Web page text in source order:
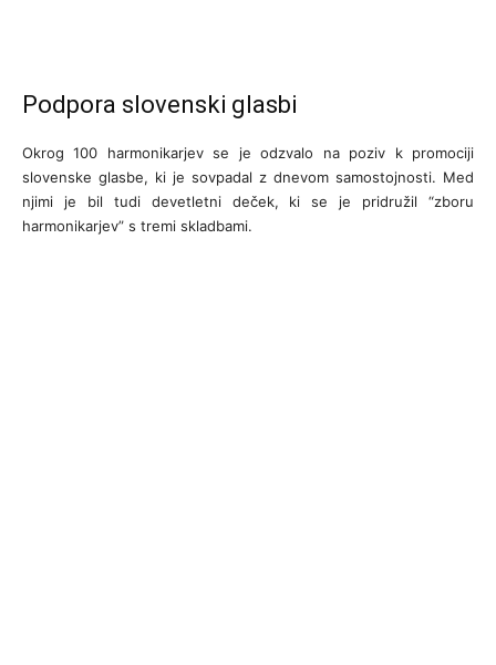
Podpora slovenski glasbi
Okrog 100 harmonikarjev se je odzvalo na poziv k promociji
slovenske glasbe, ki je sovpadal z dnevom samostojnosti. Med
njimi je bil tudi devetletni deček, ki se je pridružil “zboru
harmonikarjev” s tremi skladbami.